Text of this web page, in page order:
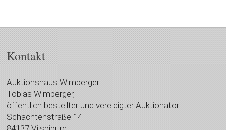
Kontakt
Auktionshaus Wimberger
Tobias Wimberger,
öffentlich bestellter und vereidigter Auktionator
Schachtenstraße 14